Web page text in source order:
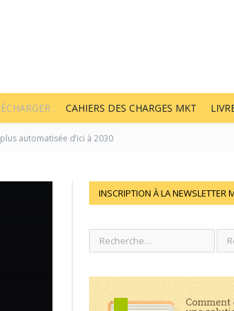
CAHIERS DES CHARGES MKT
:
automatisée d’ici à 2030
INSCRIPTION À LA NEWSLETTER